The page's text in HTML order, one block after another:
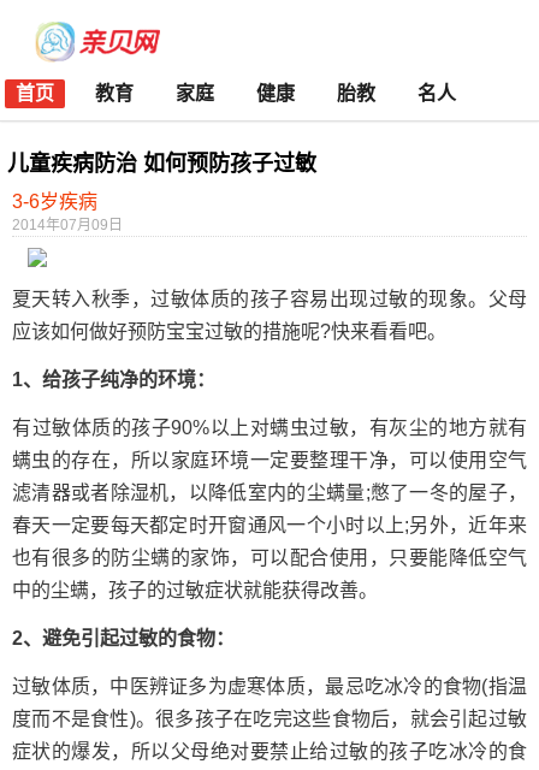
首页 教育 家庭 健康 胎教 名人
儿童疾病防治 如何预防孩子过敏
3-6岁疾病
2014年07月09日
夏天转入秋季，过敏体质的孩子容易出现过敏的现象。父母
应该如何做好预防宝宝过敏的措施呢?快来看看吧。
1、给孩子纯净的环境：
有过敏体质的孩子90%以上对螨虫过敏，有灰尘的地方就有
螨虫的存在，所以家庭环境一定要整理干净，可以使用空气
滤清器或者除湿机，以降低室内的尘螨量;憋了一冬的屋子，
春天一定要每天都定时开窗通风一个小时以上;另外，近年来
也有很多的防尘螨的家饰，可以配合使用，只要能降低空气
中的尘螨，孩子的过敏症状就能获得改善。
2、避免引起过敏的食物：
过敏体质，中医辨证多为虚寒体质，最忌吃冰冷的食物(指温
度而不是食性)。很多孩子在吃完这些食物后，就会引起过敏
症状的爆发，所以父母绝对要禁止给过敏的孩子吃冰冷的食